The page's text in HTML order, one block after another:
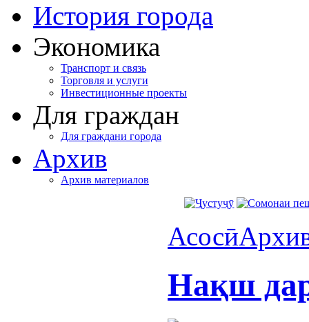
История города
Экономика
Транспорт и связь
Торговля и услуги
Инвестиционные проекты
Для граждан
Для граждани города
Архив
Архив материалов
Асосӣ
Нақш